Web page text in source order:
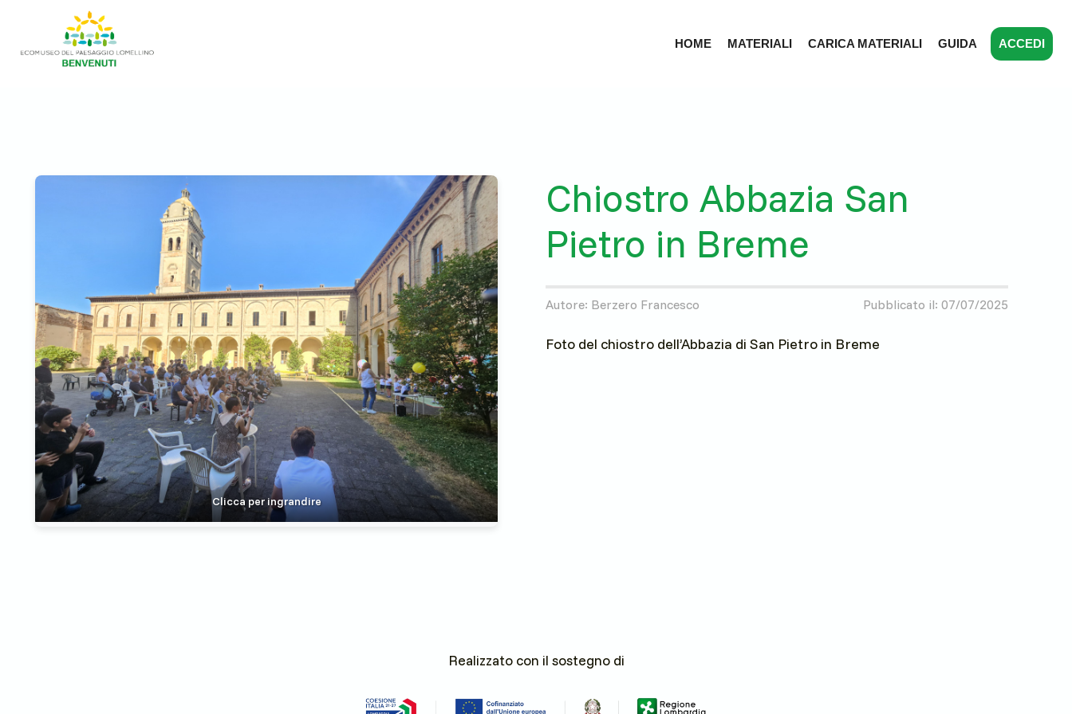
HOME MATERIALI CARICA MATERIALI GUIDA ACCEDI
Clicca per ingrandire
Chiostro Abbazia San
Pietro in Breme
Autore: Berzero Francesco Pubblicato il: 07/07/2025
Foto del chiostro dell’Abbazia di San Pietro in Breme
Realizzato con il sostegno di